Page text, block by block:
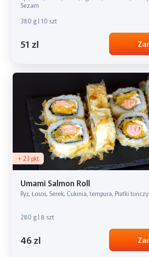
Sezam
380 g | 10 szt
51 zl
+ 23 pkt
Umami Salmon Roll
Ryż, Łosoś, Serek, Cukinia, tempura, Płatki
280 g | 8 szt
46 zl